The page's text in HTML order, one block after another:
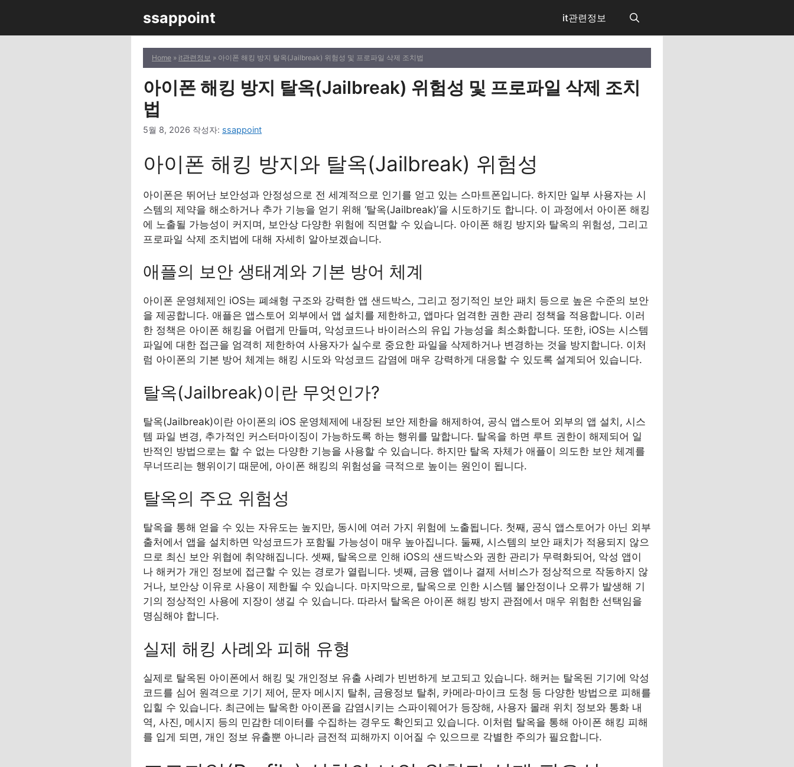
츠
ssappoint it관련정보
Home » it관련정보 » 아이폰 해킹 방지 탈옥(Jailbreak) 위험성 및 프로파일 삭제 조치법
아이폰 해킹 방지 탈옥(Jailbreak) 위험성 및 프로파일 삭제 조치
법
5월 8, 2026 작성자: ssappoint
아이폰 해킹 방지와 탈옥(Jailbreak) 위험성
아이폰은 뛰어난 보안성과 안정성으로 전 세계적으로 인기를 얻고 있는 스마트폰입니다. 하지만 일부 사용자는 시
스템의 제약을 해소하거나 추가 기능을 얻기 위해 ‘탈옥(Jailbreak)’을 시도하기도 합니다. 이 과정에서 아이폰 해킹
에 노출될 가능성이 커지며, 보안상 다양한 위험에 직면할 수 있습니다. 아이폰 해킹 방지와 탈옥의 위험성, 그리고
프로파일 삭제 조치법에 대해 자세히 알아보겠습니다.
애플의 보안 생태계와 기본 방어 체계
아이폰 운영체제인 iOS는 폐쇄형 구조와 강력한 앱 샌드박스, 그리고 정기적인 보안 패치 등으로 높은 수준의 보안
을 제공합니다. 애플은 앱스토어 외부에서 앱 설치를 제한하고, 앱마다 엄격한 권한 관리 정책을 적용합니다. 이러
한 정책은 아이폰 해킹을 어렵게 만들며, 악성코드나 바이러스의 유입 가능성을 최소화합니다. 또한, iOS는 시스템
파일에 대한 접근을 엄격히 제한하여 사용자가 실수로 중요한 파일을 삭제하거나 변경하는 것을 방지합니다. 이처
럼 아이폰의 기본 방어 체계는 해킹 시도와 악성코드 감염에 매우 강력하게 대응할 수 있도록 설계되어 있습니다.
탈옥(Jailbreak)이란 무엇인가?
탈옥(Jailbreak)이란 아이폰의 iOS 운영체제에 내장된 보안 제한을 해제하여, 공식 앱스토어 외부의 앱 설치, 시스
템 파일 변경, 추가적인 커스터마이징이 가능하도록 하는 행위를 말합니다. 탈옥을 하면 루트 권한이 해제되어 일
반적인 방법으로는 할 수 없는 다양한 기능을 사용할 수 있습니다. 하지만 탈옥 자체가 애플이 의도한 보안 체계를
무너뜨리는 행위이기 때문에, 아이폰 해킹의 위험성을 극적으로 높이는 원인이 됩니다.
탈옥의 주요 위험성
탈옥을 통해 얻을 수 있는 자유도는 높지만, 동시에 여러 가지 위험에 노출됩니다. 첫째, 공식 앱스토어가 아닌 외부
출처에서 앱을 설치하면 악성코드가 포함될 가능성이 매우 높아집니다. 둘째, 시스템의 보안 패치가 적용되지 않으
므로 최신 보안 위협에 취약해집니다. 셋째, 탈옥으로 인해 iOS의 샌드박스와 권한 관리가 무력화되어, 악성 앱이
나 해커가 개인 정보에 접근할 수 있는 경로가 열립니다. 넷째, 금융 앱이나 결제 서비스가 정상적으로 작동하지 않
거나, 보안상 이유로 사용이 제한될 수 있습니다. 마지막으로, 탈옥으로 인한 시스템 불안정이나 오류가 발생해 기
기의 정상적인 사용에 지장이 생길 수 있습니다. 따라서 탈옥은 아이폰 해킹 방지 관점에서 매우 위험한 선택임을
명심해야 합니다.
실제 해킹 사례와 피해 유형
실제로 탈옥된 아이폰에서 해킹 및 개인정보 유출 사례가 빈번하게 보고되고 있습니다. 해커는 탈옥된 기기에 악성
코드를 심어 원격으로 기기 제어, 문자 메시지 탈취, 금융정보 탈취, 카메라·마이크 도청 등 다양한 방법으로 피해를
입힐 수 있습니다. 최근에는 탈옥한 아이폰을 감염시키는 스파이웨어가 등장해, 사용자 몰래 위치 정보와 통화 내
역, 사진, 메시지 등의 민감한 데이터를 수집하는 경우도 확인되고 있습니다. 이처럼 탈옥을 통해 아이폰 해킹 피해
를 입게 되면, 개인 정보 유출뿐 아니라 금전적 피해까지 이어질 수 있으므로 각별한 주의가 필요합니다.